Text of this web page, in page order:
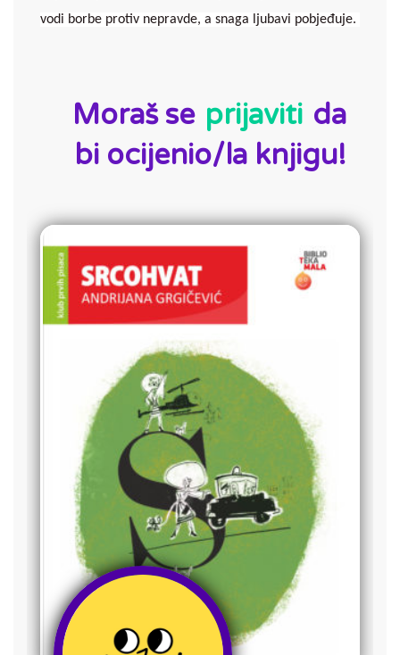
vodi borbe protiv nepravde, a snaga ljubavi pobjeđuje.
Moraš se prijaviti da
bi ocijenio/la knjigu!